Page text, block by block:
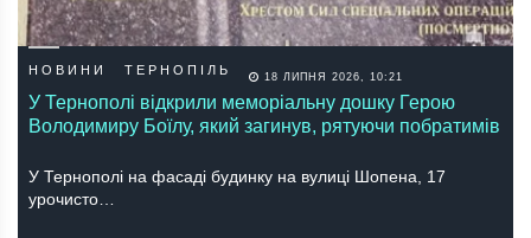
НОВИНИ ТЕРНОПІЛЬ 18 ЛИПНЯ 2026, 10:21
У Тернополі відкрили меморіальну дошку Герою
Володимиру Боїлу, який загинув, рятуючи побратимів
У Тернополі на фасаді будинку на вулиці Шопена, 17
урочисто…